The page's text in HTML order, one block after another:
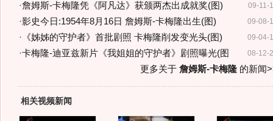
09-11-
·詹姆斯-卡梅隆凭《阿凡达》获颁两杰出成就奖(图)
09-08-
·影史今日:1954年8月16日 詹姆斯-卡梅隆出生(图)
09-04-
· 《姊姊的守护者》首批剧照 卡梅隆削发变光头(图)
08-12-
·卡梅隆-迪亚兹新片《我姐姐的守护者》剧照曝光(图
更多关于 詹姆斯-卡梅隆的新闻
相关视频新闻